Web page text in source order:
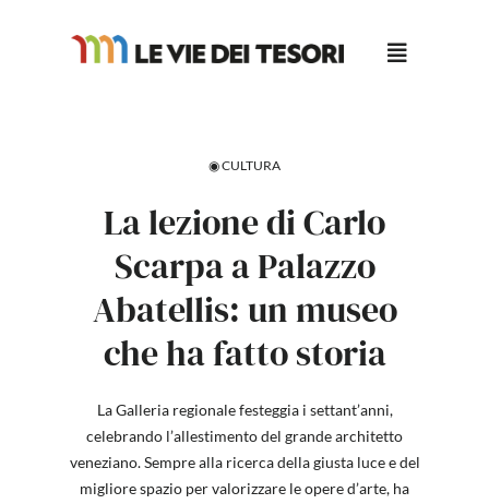
◉ CULTURA
La lezione di Carlo
Scarpa a Palazzo
Abatellis: un museo
che ha fatto storia
La Galleria regionale festeggia i settant’anni,
celebrando l’allestimento del grande architetto
veneziano. Sempre alla ricerca della giusta luce e del
migliore spazio per valorizzare le opere d’arte, ha